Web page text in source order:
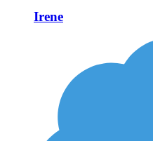
Irene